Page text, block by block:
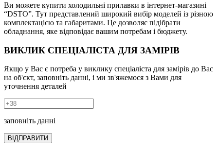
Ви можете купити холодильні прилавки в інтернет-магазині
“DSTO”. Тут представлений широкий вибір моделей із різною
комплектацією та габаритами. Це дозволяє підібрати
обладнання, яке відповідає вашим потребам і бюджету.
ВИКЛИК СПЕЦІАЛІСТА ДЛЯ ЗАМІРІВ
Якщо у Вас є потреба у виклику спеціаліста для замірів до Вас
на об'єкт, заповніть данні, і ми зв'яжемося з Вами для
уточнення деталей
заповніть данні
ВІДПРАВИТИ